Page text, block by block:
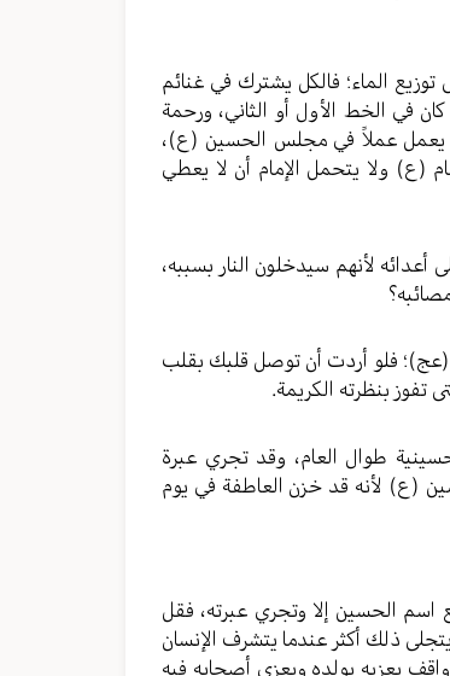
الماء؛ فالكل يشترك في غنائم
في الخط الأول أو الثاني، ورحمة
يعمل عملاً في مجلس الحسين (ع)،
(ع) ولا يتحمل الإمام أن لا يعطي
لأنهم سيدخلون النار بسببه،
فلو أردت أن توصل قلبك بقلب
بنظرته الكريمة.
طوال العام، وقد تجري عبرة
(ع) لأنه قد خزن العاطفة في يوم
الحسين إلا وتجري عبرته، فقل
ذلك أكثر عندما يتشرف الإنسان
يعزيه بولده ويعزي أصحابه فيه